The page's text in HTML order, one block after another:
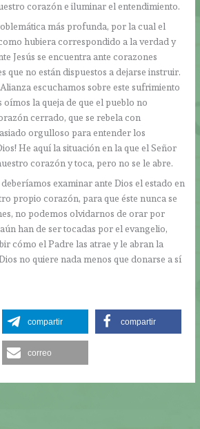
corazón e iluminar el entendimiento.
más profunda, por la cual el
hubiera correspondido a la verdad y
Jesús se encuentra ante corazones
que no están dispuestos a dejarse instruir.
escuchamos sobre este sufrimiento
oímos la queja de que el pueblo no
cerrado, que se rebela con
orgulloso para entender los
He aquí la situación en la que el Señor
corazón y toca, pero no se le abre.
examinar ante Dios el estado en
propio corazón, para que éste nunca se
no podemos olvidarnos de orar por
han de ser tocadas por el evangelio,
cómo el Padre las atrae y le abran la
no quiere nada menos que donarse a sí
compartir compartir
correo